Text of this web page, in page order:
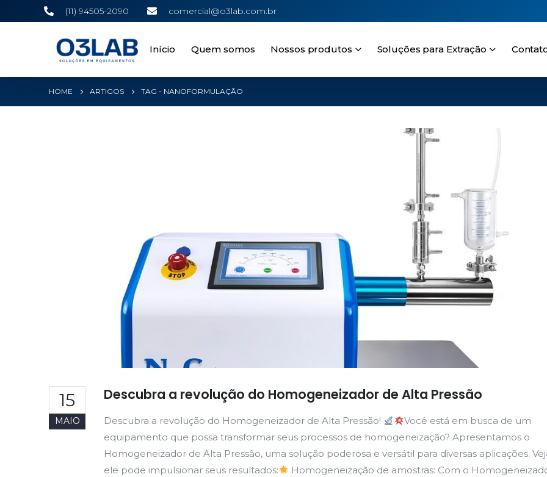
(11) 94505-2090 comercial@o3lab.com.br
Início Quem somos Nossos produtos Soluções para Extração
HOME ARTIGOS TAG - NANOFORMULAÇÃO
15
MAIO
Descubra a revolução do Homogeneizador de Alta Pressão
Descubra a revolução do Homogeneizador de Alta Pressão!
Você está em busca de um
equipamento que possa transformar seus processos de homogeneização? Apresentamos o
Homogeneizador de Alta Pressão, uma solução poderosa e versátil para diversas aplicações.
ele pode impulsionar seus resultados:
Homogeneização de amostras: Com o